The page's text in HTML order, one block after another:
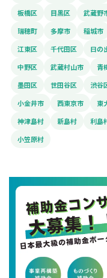
板橋区
目黒区 武蔵野
瑞穂町
多摩市 稲城市
江東区
千代田区 日の
中野区
武蔵村山市 青
墨田区
世田谷区 渋谷
小金井市
西東京市 東
神津島村
新島村 利島
小笠原村